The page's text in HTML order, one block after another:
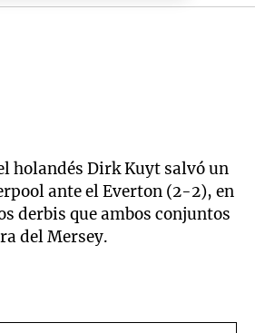
holandés Dirk Kuyt salvó un
ante el Everton (2-2), en
derbis que ambos conjuntos
del Mersey.